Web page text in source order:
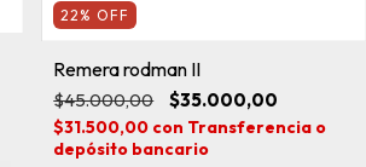
22 %OFF
Remera rodman II
$45.000,00 $35.000,00
$31.500,00 con Transferencia o
depósito bancario